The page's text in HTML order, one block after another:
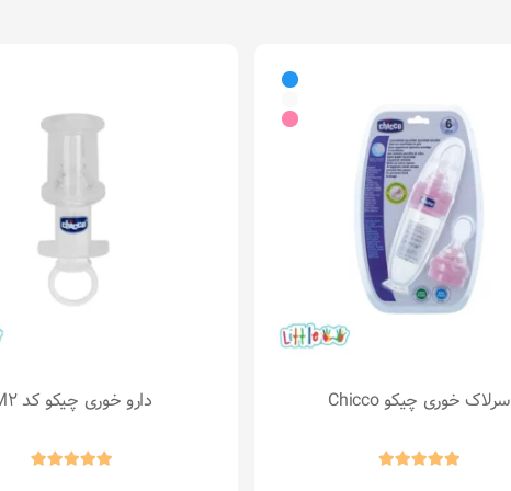
سرلاک خوری چیکو Chicco دارو خوری چیکو کد M2